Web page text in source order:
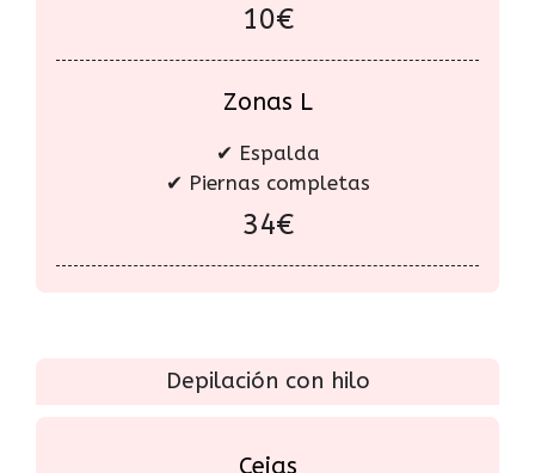
10€
Zonas L
✔ Espalda
✔ Piernas completas
34€
Depilación con hilo
Cejas